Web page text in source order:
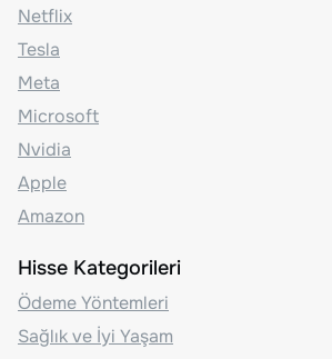
Netflix
Tesla
Meta
Microsoft
Nvidia
Apple
Amazon
Hisse Kategorileri
Ödeme Yöntemleri
Sağlık ve İyi Yaşam